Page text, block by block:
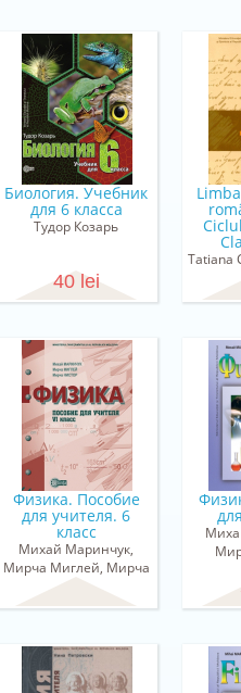
Рокіцька
Биология. Учебник
для 6 класса
Тудор Козарь
40 lei
Tatiana
Физика. Пособие
для учителя. 6
класс
Михай Маринчук,
Мирча Миглей, Мирча
Нистор